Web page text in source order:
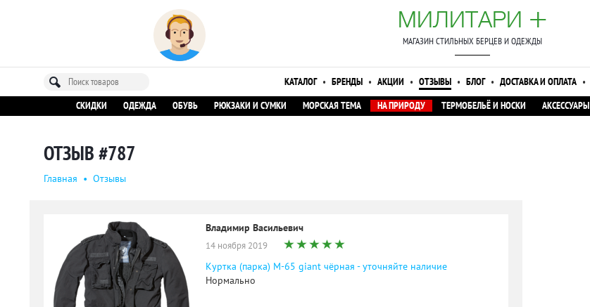
МИЛИТАРИ +
МАГАЗИН СТИЛЬНЫХ БЕРЦЕВ И ОДЕЖДЫ
КАТАЛОГ • БРЕНДЫ • АКЦИИ • ОТЗЫВЫ • БЛОГ • ДОСТАВКА И ОПЛАТА •
СКИДКИ
ОДЕЖДА ОБУВЬ РЮКЗАКИ И СУМКИ МОРСКАЯ ТЕМА НА ПРИРОДУ ТЕРМОБЕЛЬЁ И НОСКИ АКСЕССУАРЫ
ОТЗЫВ #787
Главная • Oтзывы
Владимир Васильевич
14 ноября 2019
Куртка (парка) M-65 giant чёрная - уточняйте наличие
Нормально